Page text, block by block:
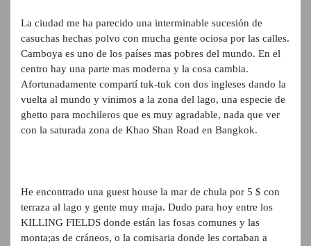
La ciudad me ha parecido una interminable sucesión de
casuchas hechas polvo con mucha gente ociosa por las calles.
Camboya es uno de los países mas pobres del mundo. En el
centro hay una parte mas moderna y la cosa cambia.
Afortunadamente compartí tuk-tuk con dos ingleses dando la
vuelta al mundo y vinimos a la zona del lago, una especie de
ghetto para mochileros que es muy agradable, nada que ver
con la saturada zona de Khao Shan Road en Bangkok.
He encontrado una guest house la mar de chula por 5 $ con
terraza al lago y gente muy maja. Dudo para hoy entre los
KILLING FIELDS donde están las fosas comunes y las
monta;as de cráneos, o la comisaria donde les cortaban a